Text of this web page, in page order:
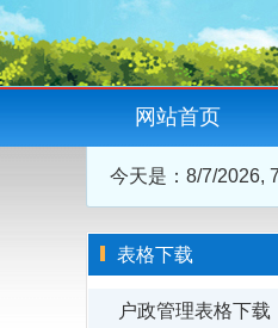
网站首页
今天是： 8/7/2026,
表格下载
户政管理表格下载